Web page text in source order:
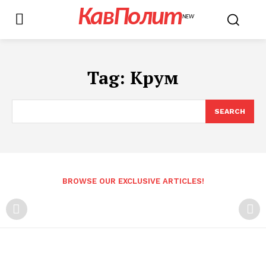
КавПолитNEW
Tag: Крум
SEARCH
BROWSE OUR EXCLUSIVE ARTICLES!